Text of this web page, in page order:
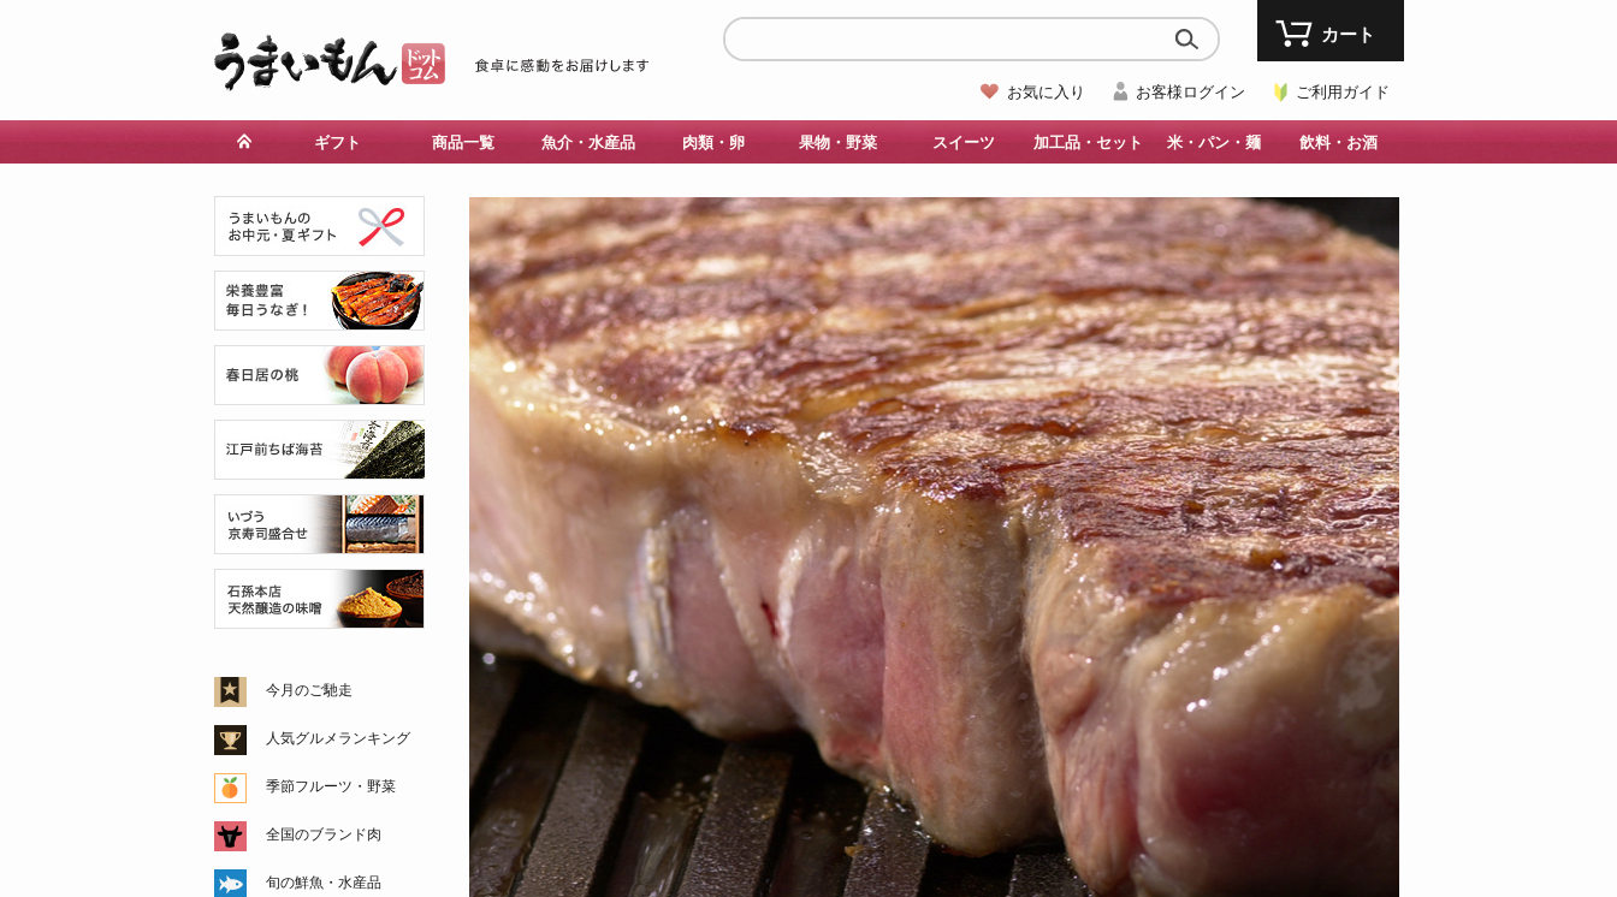
お気に入り お客様ログイン ご利用ガイド
カート
ギフト 商品一覧 魚介・水産品 肉類・卵 果物・野菜 スイーツ 加工品・セット 米・パン・麺 飲料・お酒
今月のご馳走
人気グルメランキング
季節フルーツ・野菜
全国のブランド肉
旬の鮮魚・水産品